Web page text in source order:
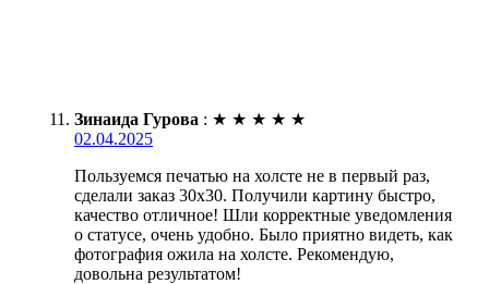
Зинаида Гурова : ★ ★ ★ ★ ★
02.04.2025
Пользуемся печатью на холсте не в первый раз,
сделали заказ 30х30. Получили картину быстро,
качество отличное! Шли корректные уведомления
о статусе, очень удобно. Было приятно видеть, как
фотография ожила на холсте. Рекомендую,
довольна результатом!